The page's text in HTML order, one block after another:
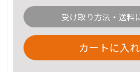
受け取り方法・送料
カートに入